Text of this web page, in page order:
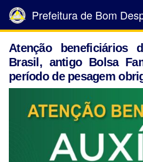
Prefeitura de Bom
Atenção beneficiários
Brasil, antigo Bolsa
período de pesagem